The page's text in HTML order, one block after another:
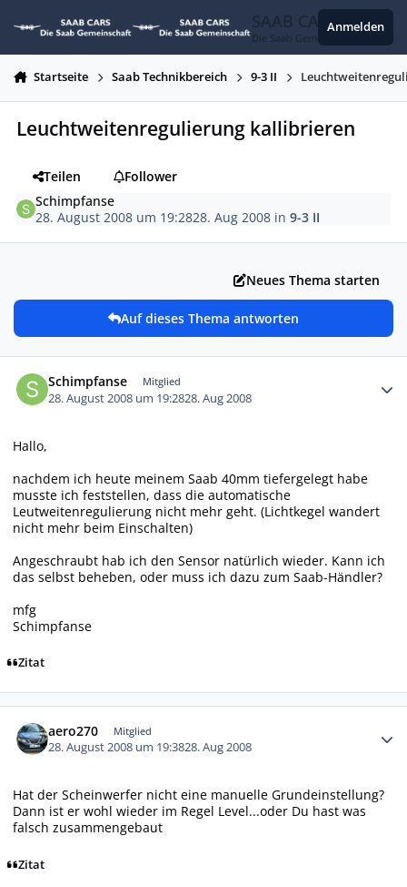
SAAB CARS
Die Saab Gemeinschaft
Anmelden
Startseite Saab Technikbereich 9-3 II
Leuchtweitenregulierung kallibrieren
Teilen
Follower
Schimpfanse
28. August 2008 um 19:2828. Aug 2008 in9-3 II
Neues Thema starten
Auf dieses Thema antworten
Schimpfanse Mitglied
28. August 2008 um 19:2828. Aug 2008
Hallo,
nachdem ich heute meinem Saab 40mm tiefergelegt habe
musste ich feststellen, dass die automatische
Leutweitenregulierung nicht mehr geht. (Lichtkegel wandert
nicht mehr beim Einschalten)
Angeschraubt hab ich den Sensor natürlich wieder. Kann ich
das selbst beheben, oder muss ich dazu zum Saab-Händler?
mfg
Schimpfanse
Zitat
aero270 Mitglied
28. August 2008 um 19:3828. Aug 2008
Hat der Scheinwerfer nicht eine manuelle Grundeinstellung?
Dann ist er wohl wieder im Regel Level...oder Du hast was
falsch zusammengebaut
Zitat